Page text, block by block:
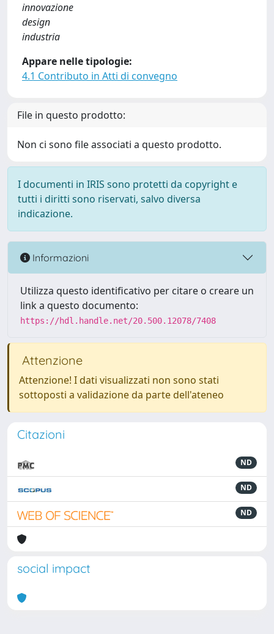
innovazione
design
industria
Appare nelle tipologie:
4.1 Contributo in Atti di convegno
File in questo prodotto:
Non ci sono file associati a questo prodotto.
I documenti in IRIS sono protetti da copyright e
tutti i diritti sono riservati, salvo diversa
indicazione.
Informazioni
Utilizza questo identificativo per citare o creare un
link a questo documento:
https://hdl.handle.net/20.500.12078/7408
Attenzione
Attenzione! I dati visualizzati non sono stati
sottoposti a validazione da parte dell'ateneo
Citazioni
ND
ND
ND
social impact